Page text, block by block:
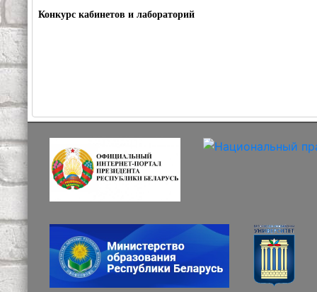
Конкурс кабинетов и лабораторий